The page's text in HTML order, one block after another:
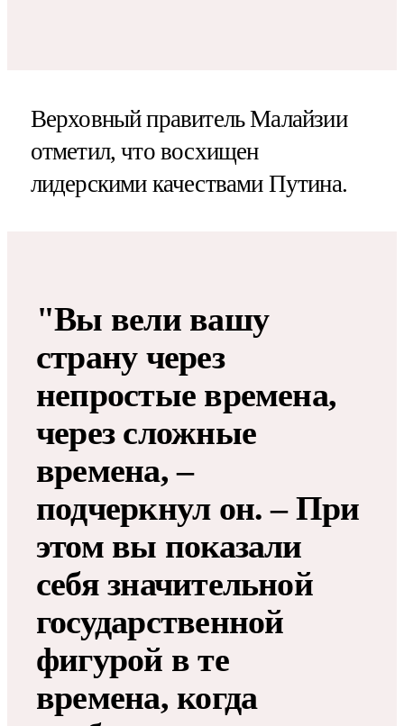
Верховный правитель Малайзии
отметил, что восхищен
лидерскими качествами Путина.
"Вы вели вашу
страну через
непростые времена,
через сложные
времена, –
подчеркнул он. – При
этом вы показали
себя значительной
государственной
фигурой в те
времена, когда